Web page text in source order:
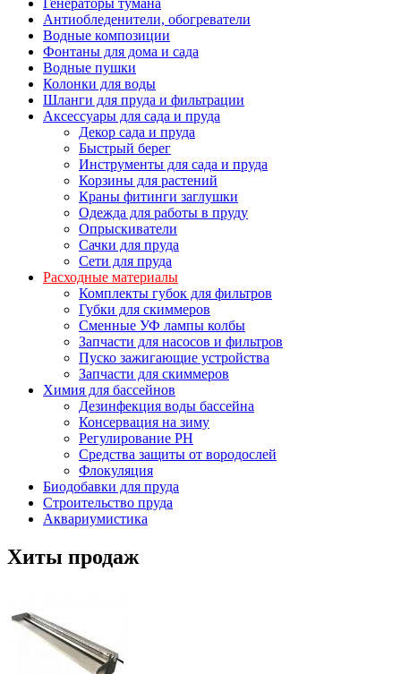
Антиобледенители, обогреватели
Водные композиции
Фонтаны для дома и сада
Водные пушки
Колонки для воды
Шланги для пруда и фильтрации
Аксессуары для сада и пруда
Декор сада и пруда
Быстрый берег
Инструменты для сада и пруда
Корзины для растений
Краны фитинги заглушки
Одежда для работы в пруду
Опрыскиватели
Сачки для пруда
Сети для пруда
Расходные материалы
Комплекты губок для фильтров
Губки для скиммеров
Сменные УФ лампы колбы
Запчасти для насосов и фильтров
Пуско зажигающие устройства
Запчасти для скиммеров
Химия для бассейнов
Дезинфекция воды бассейна
Консервация на зиму
Регулирование PH
Средства защиты от вородослей
Флокуляция
Биодобавки для пруда
Строительство пруда
Аквариумистика
Хиты продаж